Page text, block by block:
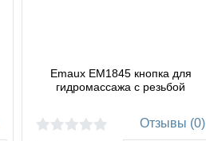
Emaux EM1845 кнопка для
гидромассажа с резьбой
Отзывы (0)